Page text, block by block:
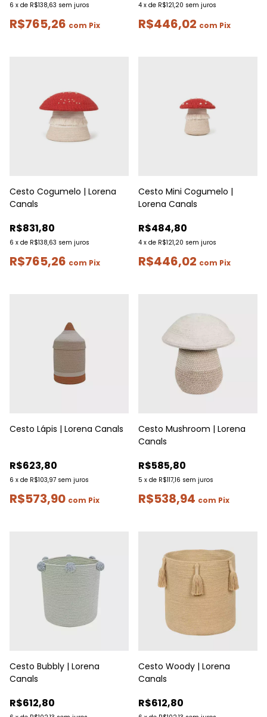
6 x de R$138,63 sem juros
R$765,26 com Pix
4 x de R$121,20 sem juros
R$446,02 com Pix
Cesto Cogumelo | Lorena
Canals
R$831,80
6 x de R$138,63 sem juros
R$765,26 com Pix
Cesto Mini Cogumelo |
Lorena Canals
R$484,80
4 x de R$121,20 sem juros
R$446,02 com Pix
Cesto Lápis | Lorena Canals
R$623,80
6 x de R$103,97 sem juros
R$573,90 com Pix
Cesto Mushroom | Lorena
Canals
R$585,80
5 x de R$117,16 sem juros
R$538,94 com Pix
Cesto Bubbly | Lorena
Canals
R$612,80
Cesto Woody | Lorena
Canals
R$612,80